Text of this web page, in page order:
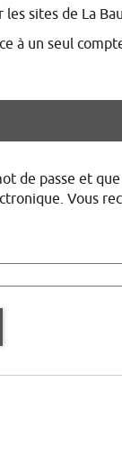
sites de La
à un seul
de passe et
Vous